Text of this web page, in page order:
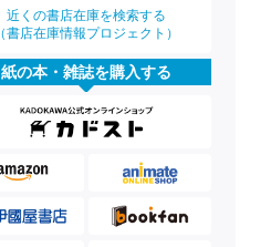
近くの書店在庫を検索する
（書店在庫情報プロジェクト）
紙の本・雑誌を購入する